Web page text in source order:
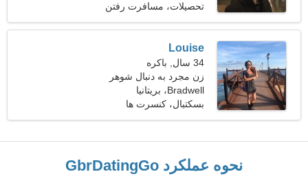
تحصیلات، مسافرت رفتن
Louise
34 سال, باکره
زن مجرد به دنبال شوهر
Bradwell، بریتانیا
بسکتبال، کنسرت ها
نحوه عملکرد GbrDatingGo